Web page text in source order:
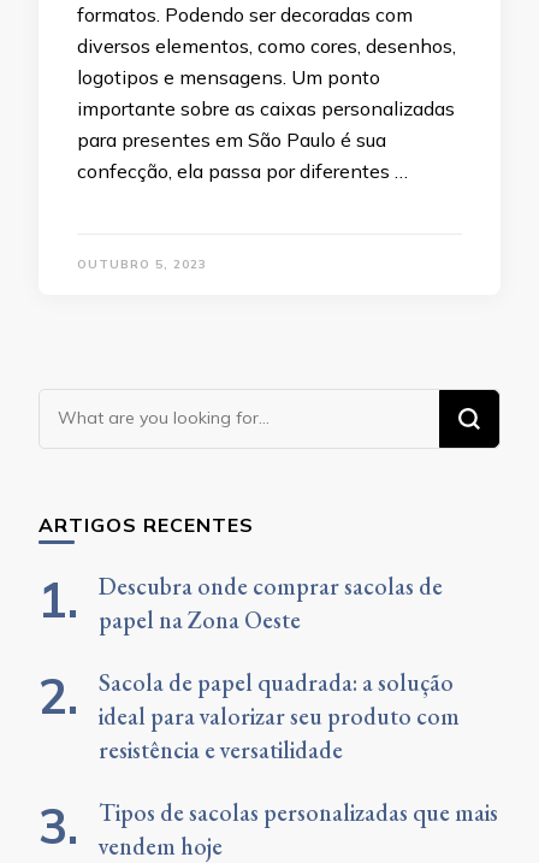
formatos. Podendo ser decoradas com
diversos elementos, como cores, desenhos,
logotipos e mensagens. Um ponto
importante sobre as caixas personalizadas
para presentes em São Paulo é sua
confecção, ela passa por diferentes …
OUTUBRO 5, 2023
Looking
for
ARTIGOS RECENTES
Descubra onde comprar sacolas de
papel na Zona Oeste
Sacola de papel quadrada: a solução
ideal para valorizar seu produto com
resistência e versatilidade
Tipos de sacolas personalizadas que mais
vendem hoje